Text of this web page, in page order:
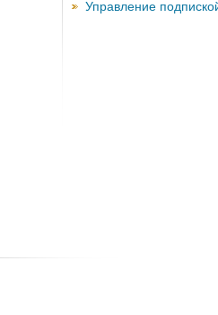
Управление